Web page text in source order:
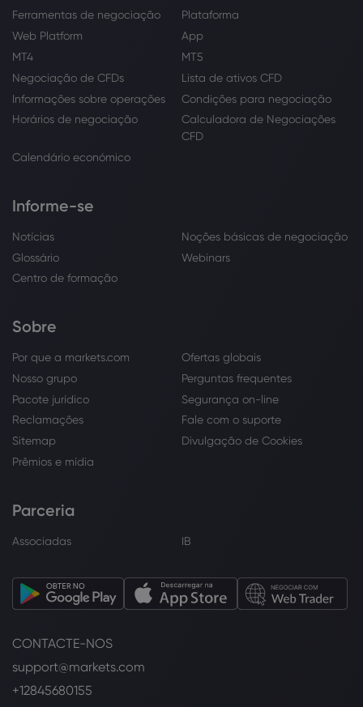
Ferramentas de negociação
Plataforma
Web Platform
App
MT4
MT5
Negociação de CFDs
Lista de ativos CFD
Informações sobre operações
Condições para negociação
Horários de negociação
Calculadora de Negociações
CFD
Calendário económico
Informe-se
Notícias
Noções básicas de negociação
Glossário
Webinars
Centro de formação
Sobre
Por que a markets.com
Ofertas globais
Nosso grupo
Perguntas frequentes
Pacote jurídico
Segurança on-line
Reclamações
Fale com o suporte
Sitemap
Divulgação de Cookies
Prêmios e mídia
Parceria
Associadas IB
CONTACTE-NOS
support@markets.com
+12845680155